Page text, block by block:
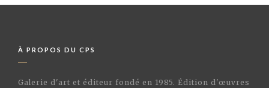
À PROPOS DU CPS
Galerie d'art et éditeur fondé en 1985. Édition d'œuvres